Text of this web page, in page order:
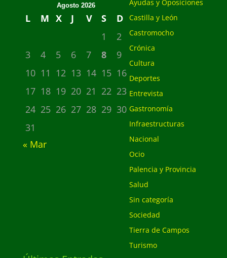
Agosto 2026
L M X J V S
D
1
2
3
4 5 6 7 8
9
10 11 12 13 14 15 16
17 18 19 20 21 22 23
24 25 26 27 28 29 30
31
« Mar
Ayudas y Oposiciones
Castilla y León
Castromocho
Crónica
Cultura
Deportes
Entrevista
Gastronomía
Infraestructuras
Nacional
Ocio
Palencia y Provincia
Salud
Sin categoría
Sociedad
Tierra de Campos
Turismo